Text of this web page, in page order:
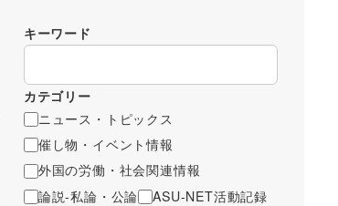
キーワード
カテゴリー
ニュース・トピックス
催し物・イベント情報
外国の労働・社会関連情報
論説-私論・公論
ASU-NET活動記録